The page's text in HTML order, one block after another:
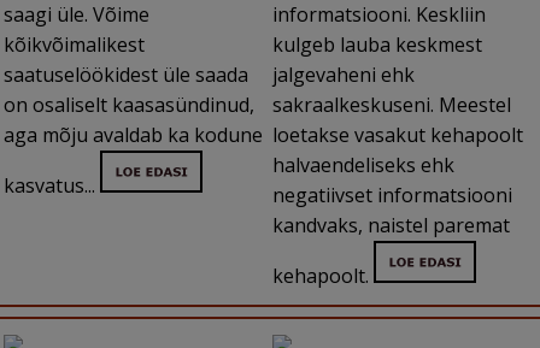
saagi üle. Võime
kõikvõimalikest
saatuselöökidest üle saada
on osaliselt kaasasündinud,
aga mõju avaldab ka kodune
kasvatus...
informatsiooni. Keskliin
kulgeb lauba keskmest
jalgevaheni ehk
sakraalkeskuseni. Meestel
loetakse vasakut kehapoolt
halvaendeliseks ehk
negatiivset informatsiooni
kandvaks, naistel paremat
kehapoolt.